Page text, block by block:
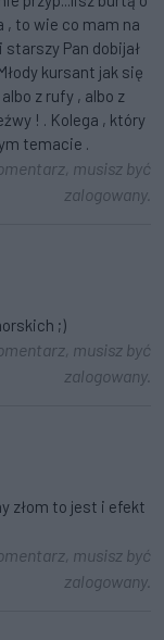
, to wie co mam na
Pan dobijał
kursant jak się
z rufy , albo z
! . Kolega , który
temacie .
musisz być
zalogowany.
;)
musisz być
zalogowany.
złom to jest i efekt
musisz być
zalogowany.